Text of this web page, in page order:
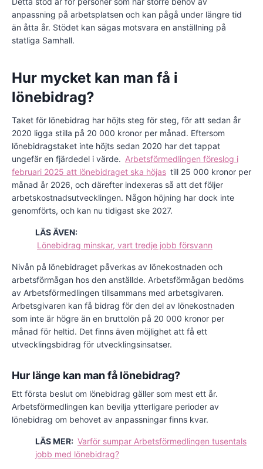
anpassning på arbetsplatsen och kan pågå under längre tid
än åtta år. Stödet kan sägas motsvara en anställning på
statliga Samhall.
Hur mycket kan man få i
lönebidrag?
Taket för lönebidrag har höjts steg för steg, för att sedan år
2020 ligga stilla på 20 000 kronor per månad. Eftersom
lönebidragstaket inte höjts sedan 2020 har det tappat
ungefär en fjärdedel i värde. Arbetsförmedlingen föreslog i
februari 2025 att lönebidraget ska höjas till 25 000 kronor per
månad år 2026, och därefter indexeras så att det följer
arbetskostnadsutvecklingen. Någon höjning har dock inte
genomförts, och kan nu tidigast ske 2027.
LÄS ÄVEN:
Lönebidrag minskar, vart tredje jobb försvann
Nivån på lönebidraget påverkas av lönekostnaden och
arbetsförmågan hos den anställde. Arbetsförmågan bedöms
av Arbetsförmedlingen tillsammans med arbetsgivaren.
Arbetsgivaren kan få bidrag för den del av lönekostnaden
som inte är högre än en bruttolön på 20 000 kronor per
månad för heltid. Det finns även möjlighet att få ett
utvecklingsbidrag för utvecklingsinsatser.
Hur länge kan man få lönebidrag?
Ett första beslut om lönebidrag gäller som mest ett år.
Arbetsförmedlingen kan bevilja ytterligare perioder av
lönebidrag om behovet av anpassningar finns kvar.
LÄS MER: Varför sumpar Arbetsförmedlingen tusentals
jobb med lönebidrag?